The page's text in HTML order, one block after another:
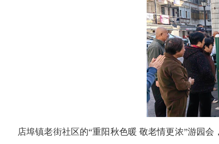
店埠镇老街社区的“重阳秋色暖 敬老情更浓”游园